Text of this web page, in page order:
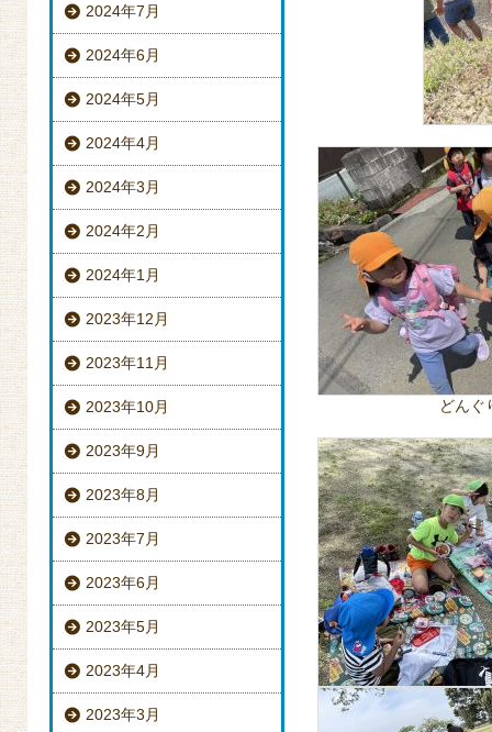
2024年7月
2024年6月
2024年5月
2024年4月
2024年3月
2024年2月
2024年1月
2023年12月
2023年11月
2023年10月
2023年9月
2023年8月
2023年7月
2023年6月
2023年5月
2023年4月
2023年3月
どんぐ